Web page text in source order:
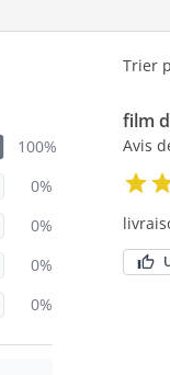
100%
0%
0%
0%
0%
Trier
film
Avis